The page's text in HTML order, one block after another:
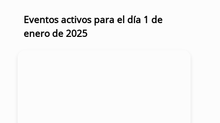
Eventos activos para el día 1 de
enero de 2025